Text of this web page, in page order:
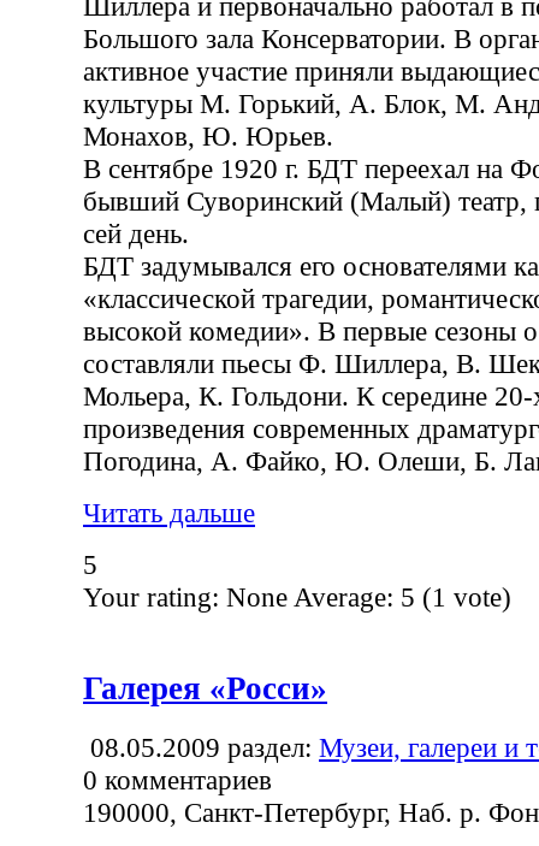
Большого зала Консерватории. В
активное участие приняли
культуры М. Горький, А. Блок, М.
Монахов, Ю. Юрьев.
В сентябре 1920 г. БДТ переехал на
бывший Суворинский (Малый) театр,
сей день.
БДТ задумывался его основателями
«классической трагедии,
высокой комедии». В первые сезоны
составляли пьесы Ф. Шиллера, В.
Мольера, К. Гольдони. К середине
произведения современных
Погодина, А. Файко, Ю. Олеши, Б.
Читать дальше
5
Your rating: None Average: 5 (1 vote)
Галерея «Росси»
08.05.2009 раздел: Музеи, галереи и
0 комментариев
190000, Санкт-Петербург, Наб. р.